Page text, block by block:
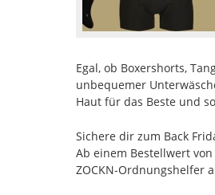
Egal, ob Boxershorts,
unbequemer
Haut für das Beste und
Sichere dir zum Back
Ab einem Bestellwert
ZOCKN-Ordnungshelfer